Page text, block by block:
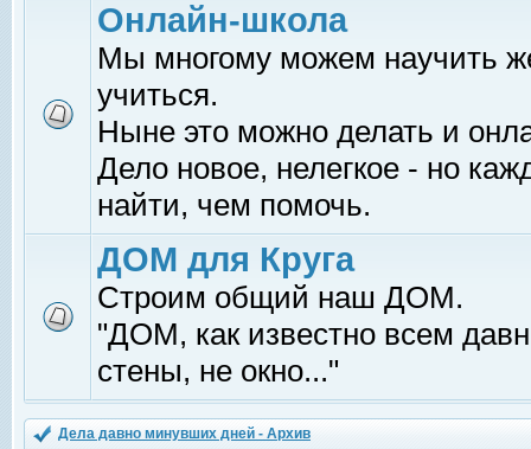
Онлайн-школа
Мы многому можем научить
учиться.
Ныне это можно делать и
Дело новое, нелегкое - но
найти, чем помочь.
ДОМ для Круга
Строим общий наш ДОМ.
"ДОМ, как известно всем
стены, не окно..."
Дела давно минувших дней - Архив